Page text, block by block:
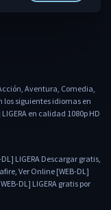
Aventura, Comedia,
los siguientes idiomas en
en calidad 1080p HD
LIGERA Descargar gratis,
Ver Online [WEB-DL]
DL] LIGERA gratis por